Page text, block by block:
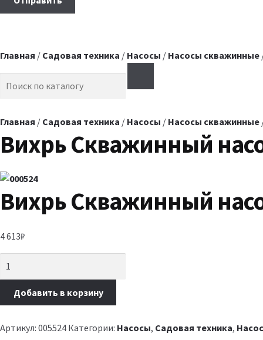
Главная / Садовая техника / Насосы / Насосы скважинные
Search for:
Главная / Садовая техника / Насосы / Насосы скважинные
Вихрь Скважинный
Вихрь Скважинный
4 613₽
Добавить в корзину
Артикул: 005524 Категории: Насосы, Садовая техника,